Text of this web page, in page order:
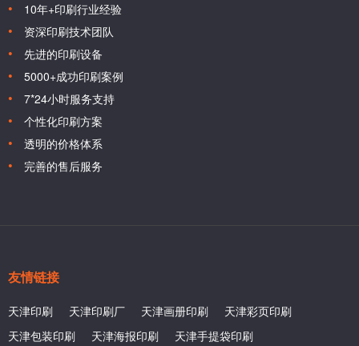
10年+印刷行业经验
资深印刷技术团队
先进的印刷设备
5000+成功印刷案例
7*24小时服务支持
个性化印刷方案
透明的价格体系
完善的售后服务
友情链接
天津印刷 天津印刷厂 天津画册印刷
天津彩页印刷
天津包装印刷
天津海报印刷 天津手提袋印刷